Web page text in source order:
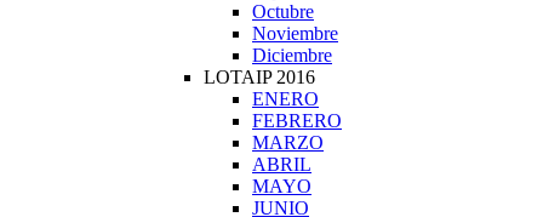
Octubre
Noviembre
Diciembre
LOTAIP 2016
ENERO
FEBRERO
MARZO
ABRIL
MAYO
JUNIO